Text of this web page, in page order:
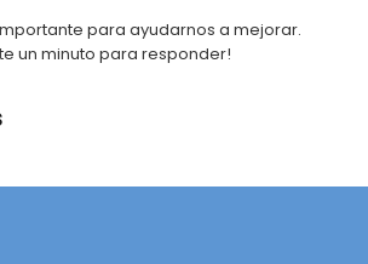
para ayudarnos a mejorar.
un minuto para responder!